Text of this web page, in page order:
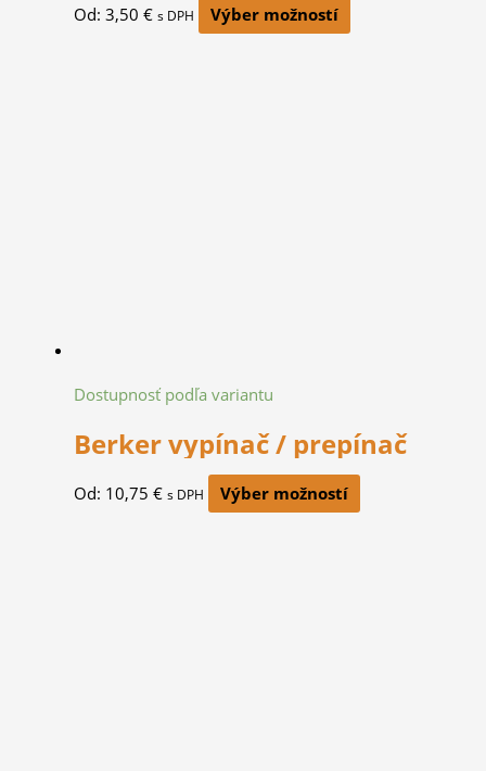
Od: 3,50 € s DPH Výber možností
Dostupnosť podľa variantu
Berker vypínač / prepínač
Od: 10,75 € s DPH Výber možností